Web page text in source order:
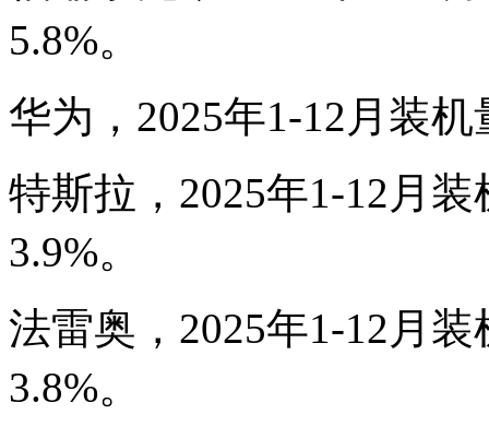
5.8%。
华为，2025年1-12月装
特斯拉，2025年1-12月
3.9%。
法雷奥，2025年1-12月
3.8%。